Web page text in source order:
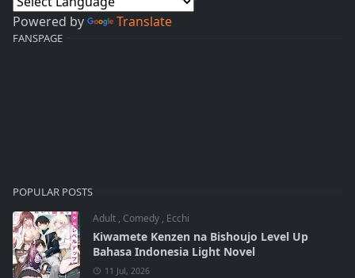
Powered by Translate
FANSPAGE
POPULAR POSTS
Adult , Comedy , Ecchi
Kiwamete Kenzen na Bishoujo Level Up
Bahasa Indonesia Light Novel
11 Jul, 2026